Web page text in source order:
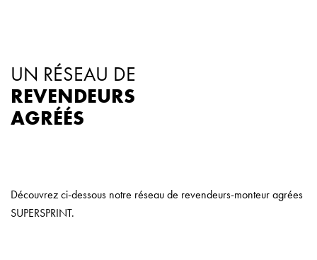
UN RÉSEAU DE
REVENDEURS
AGRÉÉS
Découvrez ci-dessous notre réseau de revendeurs-monteur agrées
SUPERSPRINT.